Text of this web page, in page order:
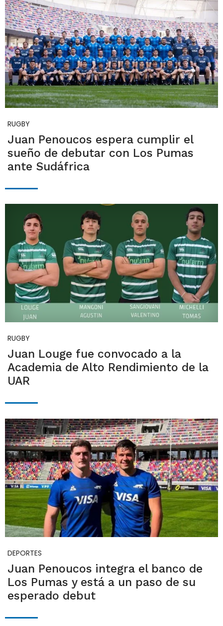
RUGBY
Juan Penoucos espera cumplir el
sueño de debutar con Los Pumas
ante Sudáfrica
RUGBY
Juan Louge fue convocado a la
Academia de Alto Rendimiento de la
UAR
DEPORTES
Juan Penoucos integra el banco de
Los Pumas y está a un paso de su
esperado debut